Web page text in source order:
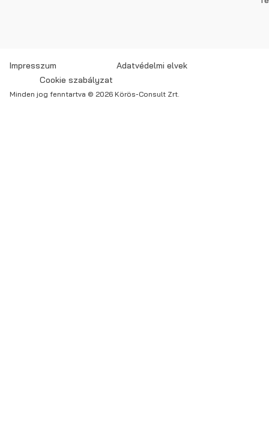
Minden jog fenntartva © 2026 Körös-Consult Zrt.
Impresszum
Adatvédelmi elvek
Cookie szabályzat